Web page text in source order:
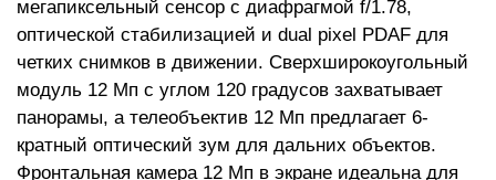
мегапиксельный сенсор с диафрагмой f/1.78,
оптической стабилизацией и dual pixel PDAF для
четких снимков в движении. Сверхширокоугольный
модуль 12 Мп с углом 120 градусов захватывает
панорамы, а телеобъектив 12 Мп предлагает 6-
кратный оптический зум для дальних объектов.
Фронтальная камера 12 Мп в экране идеальна для